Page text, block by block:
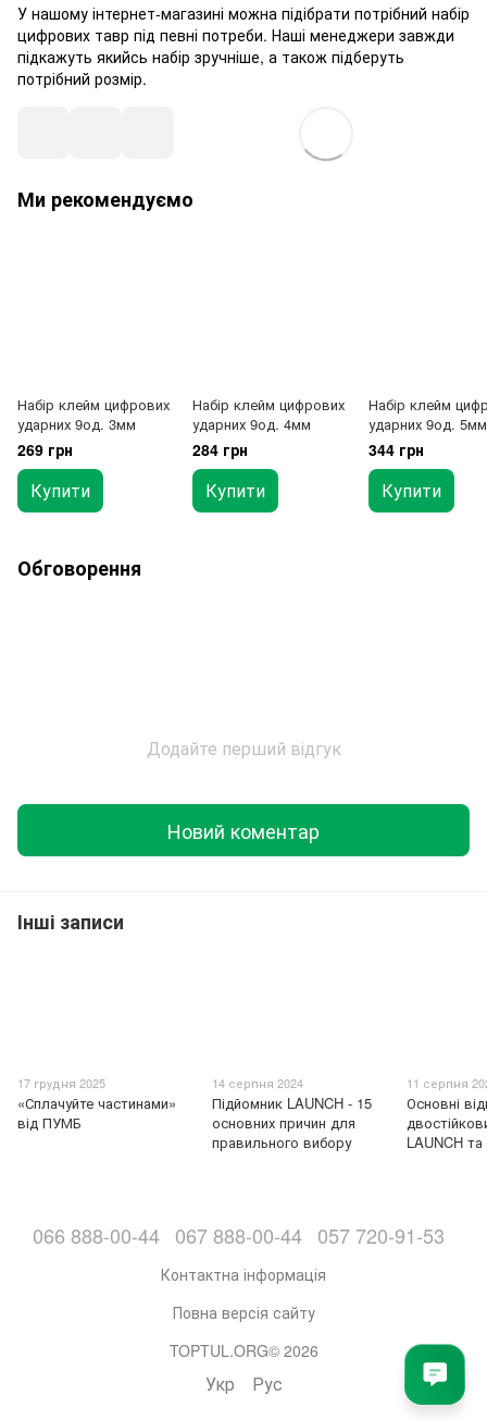
У нашому інтернет-магазині можна підібрати потрібний набір
цифрових тавр під певні потреби. Наші менеджери завжди
підкажуть якийсь набір зручніше, а також підберуть
потрібний розмір.
Ми рекомендуємо
Набір клейм цифрових
ударних 9од. 3мм
269 грн
Купити
Набір клейм цифрових
ударних 9од. 4мм
284 грн
Купити
Набір клейм
ударних 9од. 5мм
344 грн
Купити
Обговорення
Додайте перший відгук
Новий коментар
Інші записи
17 грудня 2025
«Сплачуйте частинами»
від ПУМБ
14 серпня 2024
Підйомник LAUNCH - 15
основних причин для
правильного вибору
11 серпня
Основні
LAUNCH
066 888-00-44 067 888-00-44 057 720-91-53
Контактна інформація
Повна версія сайту
TOPTUL.ORG© 2026
Укр Рус